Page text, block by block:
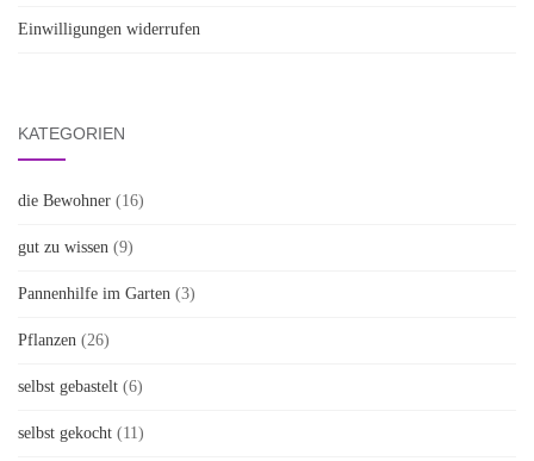
Einwilligungen widerrufen
KATEGORIEN
die Bewohner (16)
gut zu wissen (9)
Pannenhilfe im Garten (3)
Pflanzen (26)
selbst gebastelt (6)
selbst gekocht (11)